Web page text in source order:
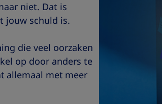
niet. Dat is
jouw schuld is.
die veel oorzaken
op door anders te
allemaal met meer